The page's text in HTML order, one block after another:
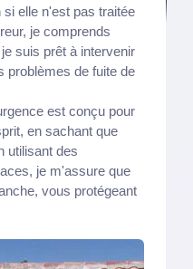
elle n'est pas traitée
je comprends
suis prêt à intervenir
problèmes de fuite de
est conçu pour
en sachant que
utilisant des
je m'assure que
vous protégeant